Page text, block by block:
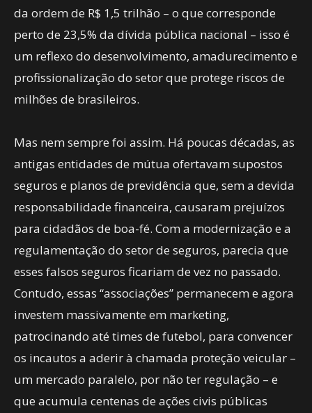
da ordem de R$ 1,5 trilhão – o que corresponde
perto de 23,5% da dívida pública nacional – isso é
um reflexo do desenvolvimento, amadurecimento e
profissionalização do setor que protege riscos de
milhões de brasileiros.
Mas nem sempre foi assim. Há poucas décadas, as
antigas entidades de mútua ofertavam supostos
seguros e planos de previdência que, sem a devida
responsabilidade financeira, causaram prejuízos
para cidadãos de boa-fé. Com a modernização e a
regulamentação do setor de seguros, parecia que
esses falsos seguros ficariam de vez no passado.
Contudo, essas “associações” permanecem e agora
investem massivamente em marketing,
patrocinando até times de futebol, para convencer
os incautos a aderir à chamada proteção veicular –
um mercado paralelo, por não ter regulação – e
que acumula centenas de ações civis públicas